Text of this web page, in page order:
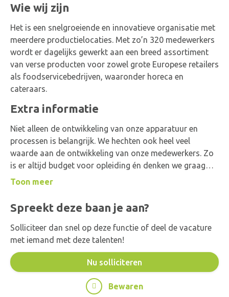
Je bent te typeren als accuraat, zelfstanding,
Je bent bereid te werken in verschillende ploegen
Je werkt in een twee / of vijfploegendienst in een
geconditioneerde ruimte (5-7 ºC).
Er is genoeg ruimte voor gezelligheid! Plezier in je werk,
vinden wij heel belangrijk.
Wie wij zijn
Het is een snelgroeiende en innovatieve organisatie met
meerdere productielocaties. Met zo’n 320 medewerkers
wordt er dagelijks gewerkt aan een breed assortiment
van verse producten voor zowel grote Europese retailers
als foodservicebedrijven, waaronder horeca en
cateraars.
Extra informatie
Niet alleen de ontwikkeling van onze apparatuur en
processen is belangrijk. We hechten ook heel veel
waarde aan de ontwikkeling van onze medewerkers. Zo
is er altijd budget voor opleiding én denken we graag
mee met jouw ambities.
interessante vacature?
Neem voor overige info contact met ons op!
Toon meer
Spreekt deze baan je aan?
Solliciteer dan snel op deze functie of deel de vacature
met iemand met deze talenten!
Nu solliciteren
Bewaren